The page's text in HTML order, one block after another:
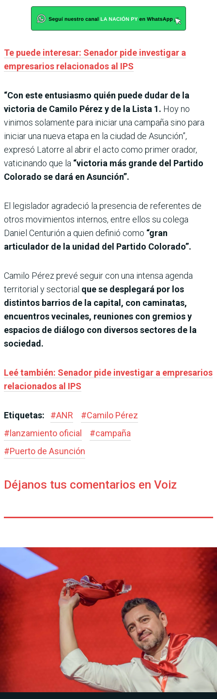
Te puede interesar: Senador pide investigar a
empresarios relacionados al IPS
“Con este entusiasmo quién puede dudar de la
victoria de Camilo Pérez y de la Lista 1. Hoy no
vinimos solamente para iniciar una campaña sino para
iniciar una nueva etapa en la ciudad de Asunción”,
expresó Latorre al abrir el acto como primer orador,
vaticinando que la “victoria más grande del Partido
Colorado se dará en Asunción”.
El legislador agradeció la presencia de referentes de
otros movimientos internos, entre ellos su colega
Daniel Centurión a quien definió como “gran
articulador de la unidad del Partido Colorado”.
Camilo Pérez prevé seguir con una intensa agenda
territorial y sectorial que se desplegará por los
distintos barrios de la capital, con caminatas,
encuentros vecinales, reuniones con gremios y
espacios de diálogo con diversos sectores de la
sociedad.
Leé también: Senador pide investigar a empresarios
relacionados al IPS
Etiquetas: #ANR #Camilo Pérez
# lanzamiento oficial #campaña
#Puerto de Asunción
Déjanos tus comentarios en Voiz